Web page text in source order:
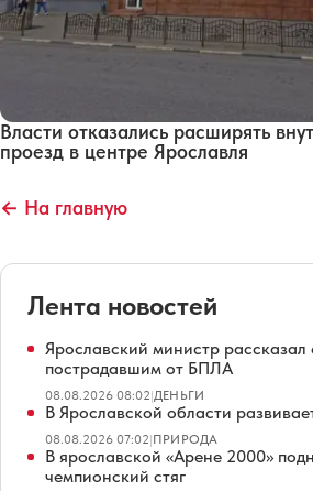
Власти отказались расширять
проезд в центре Ярославля
← На главную
Лента новостей
Ярославский министр рассказал
пострадавшим от БПЛА
08.08.2026 08:02|ДЕНЬГИ
В Ярославской области
08.08.2026 07:02|ПРИРОДА
В ярославской «Арене 2000»
чемпионский стяг